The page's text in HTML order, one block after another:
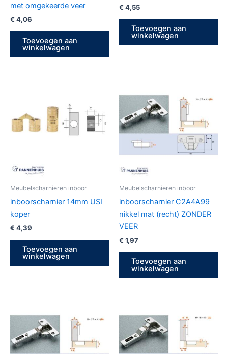
met omgekeerde veer
€ 4,06
Toevoegen aan
winkelwagen
€ 4,55
Toevoegen aan
winkelwagen
Meubelscharnieren inboor
inboorscharnier 14mm USI
koper
€ 4,39
Toevoegen aan
winkelwagen
Meubelscharnieren inboor
inboorscharnier C2A4A99
nikkel mat (recht) ZONDER
VEER
€ 1,97
Toevoegen aan
winkelwagen